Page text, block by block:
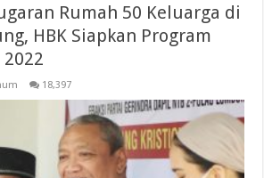
Rumah 50 Keluarga di
HBK Siapkan Program
18,397